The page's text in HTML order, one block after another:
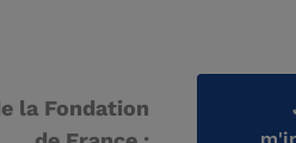
la Fondation